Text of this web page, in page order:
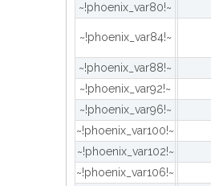
~!phoenix_var80!~
~!phoenix_var84!~
~!phoenix_var88!~
~!phoenix_var92!~
~!phoenix_var96!~
~!phoenix_var100!~
~!phoenix_var102!~
~!phoenix_var106!~